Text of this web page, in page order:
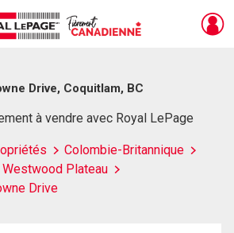
Drive, Coquitlam, BC
à vendre avec Royal LePage
Colombie-Britannique
Westwood Plateau
Drive